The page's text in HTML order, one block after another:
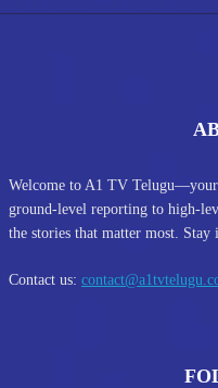
Welcome to A1 TV
ground-level reporting to high-
the stories that matter most. Stay
Contact us: